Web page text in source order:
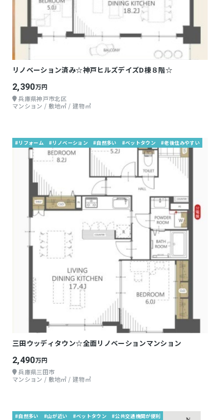
リノベーション済み☆神戸ヒルズデイズD棟８階☆
2,390万円
兵庫県神戸市北区
マンション / 敷地㎡ / 建物㎡
#リフォーム #リノベーション #自然多い #ベットタウン #老後住みやすい
三田ウッディタウン☆全面リノベーションマンション
2,490万円
兵庫県三田市
マンション / 敷地㎡ / 建物㎡
#自然多い #山が近い #ベットタウン #公共交通機関が便利